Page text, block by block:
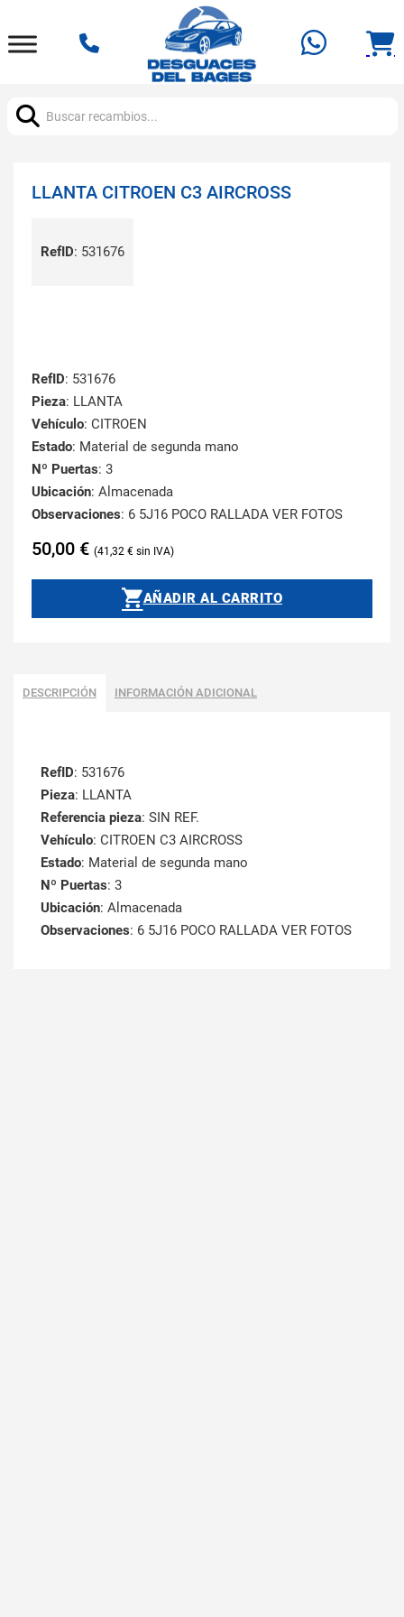
LLANTA CITROEN C3 AIRCROSS
RefID: 531676
RefID: 531676
Pieza: LLANTA
Vehículo: CITROEN
Estado: Material de segunda mano
Nº Puertas: 3
Ubicación: Almacenada
Observaciones: 6 5J16 POCO RALLADA VER FOTOS
50,00 € 41,32 €
AÑADIR AL CARRITO
DESCRIPCIÓN INFORMACIÓN ADICIONAL
RefID: 531676
Pieza: LLANTA
Referencia pieza: SIN REF.
Vehículo: CITROEN C3 AIRCROSS
Estado: Material de segunda mano
Nº Puertas: 3
Ubicación: Almacenada
Observaciones: 6 5J16 POCO RALLADA VER FOTOS